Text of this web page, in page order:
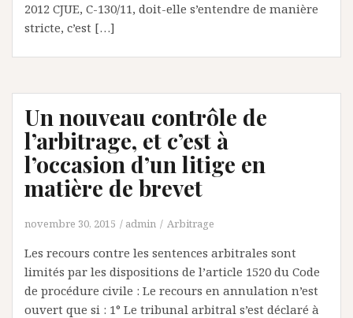
2012 CJUE, C-130/11, doit-elle s’entendre de manière
stricte, c’est […]
Un nouveau contrôle de
l’arbitrage, et c’est à
l’occasion d’un litige en
matière de brevet
novembre 30, 2015 admin Arbitrage
Les recours contre les sentences arbitrales sont
limités par les dispositions de l’article 1520 du Code
de procédure civile : Le recours en annulation n’est
ouvert que si : 1° Le tribunal arbitral s’est déclaré à